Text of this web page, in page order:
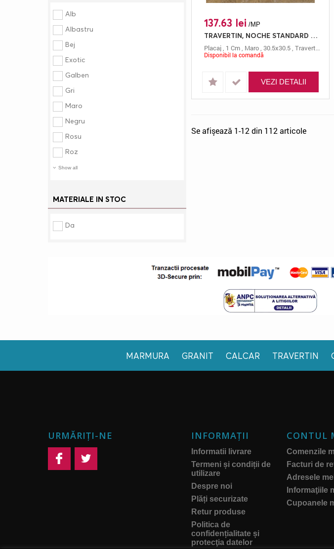
Alb
Albastru
Bej
Exotic
Galben
Gri
Maro
Negru
Rosu
Roz
Show all
MATERIALE IN STOC
Da
137.63 lei /MP
TRAVERTIN, NOCHE STANDARD C/C, PLACAJ, 30.5X30.5, 1, MAT + CHITUIT
Placaj 1 Cm Maro 30.5x30.5 Travertin
Disponibil la comandă
VEZI DETALII
Se afişează 1-12 din 112 articole
MARMURA GRANIT CALCAR TRAVERTIN
URMĂRIȚI-NE INFORMAŢII
Informatii livrare
Termeni și condiții de
utilizare
Despre noi
Plăți securizate
Retur produse
Politica de
confidențialitate și
protecţia datelor
CONTUL
Comenzile
Facturi de
Adresele
Informaţiile
Cupoanele